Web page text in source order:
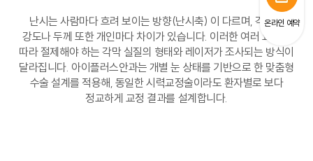
온라인 예약
난시는 사람마다 흐려 보이는 방향(난시축) 이 다르며, 각막의
강도나 두께 또한 개인마다 차이가 있습니다. 이러한 여러 요소에
따라 절제해야 하는 각막 실질의 형태와 레이저가 조사되는 방식이
달라집니다. 아이플러스안과는 개별 눈 상태를 기반으로 한 맞춤형
수술 설계를 적용해, 동일한 시력교정술이라도 환자별로 보다
정교하게 교정 결과를 설계합니다.